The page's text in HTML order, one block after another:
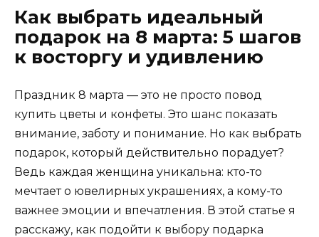
Как выбрать идеальный
подарок на 8 марта: 5 шагов
к восторгу и удивлению
Праздник 8 марта — это не просто повод
купить цветы и конфеты. Это шанс показать
внимание, заботу и понимание. Но как выбрать
подарок, который действительно порадует?
Ведь каждая женщина уникальна: кто-то
мечтает о ювелирных украшениях, а кому-то
важнее эмоции и впечатления. В этой статье я
расскажу, как подойти к выбору подарка